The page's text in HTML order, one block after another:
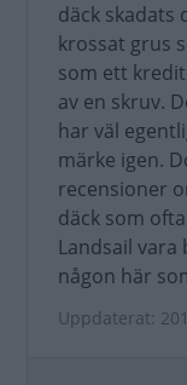
däck skadats
krossat grus
som ett
av en skruv.
har väl
märke igen.
recensioner
däck som
Landsail vara
någon här
Uppdaterat: